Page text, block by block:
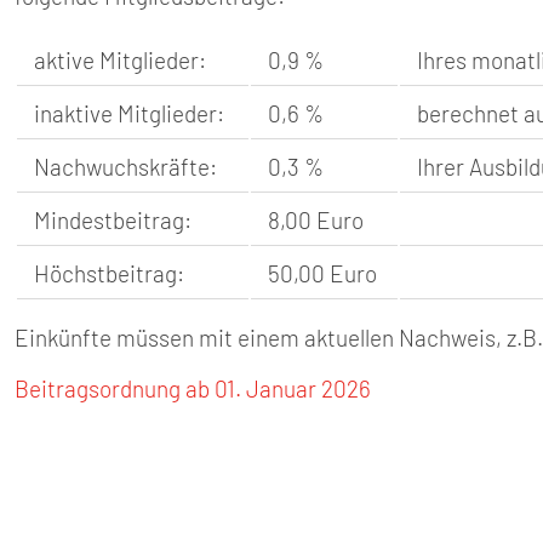
TARIF
SERVICE
MITGLIEDSCHAFT
PRESSE
aktive Mitglieder: 0,9 %
Ihres
inaktive Mitglieder:
0,6 %
berechnet
Nachwuchskräfte:
0,3 %
Ihrer
Mindestbeitrag:
8,00 Euro
Höchstbeitrag:
50,00 Euro
Einkünfte müssen mit einem aktuellen Nachweis,
Beitragsordnung ab 01. Januar 2026